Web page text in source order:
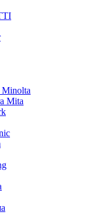
Mita